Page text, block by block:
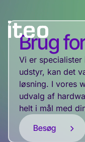
Brug
Vi er
udstyr, kan det
løsning. I vores
udvalg af
helt i mål med
Besøg